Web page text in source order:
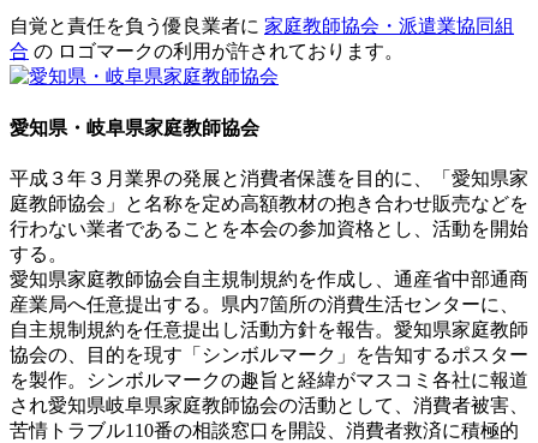
自覚と責任を負う優良業者に 家庭教師協会・派遣業協同組
合 の ロゴマークの利用が許されております。
愛知県・岐阜県家庭教師協会
平成３年３月業界の発展と消費者保護を目的に、「愛知県家
庭教師協会」と名称を定め高額教材の抱き合わせ販売などを
行わない業者であることを本会の参加資格とし、活動を開始
する。
愛知県家庭教師協会自主規制規約を作成し、通産省中部通商
産業局へ任意提出する。県内7箇所の消費生活センターに、
自主規制規約を任意提出し活動方針を報告。愛知県家庭教師
協会の、目的を現す「シンボルマーク」を告知するポスター
を製作。シンボルマークの趣旨と経緯がマスコミ各社に報道
され愛知県岐阜県家庭教師協会の活動として、消費者被害、
苦情トラブル110番の相談窓口を開設、消費者救済に積極的